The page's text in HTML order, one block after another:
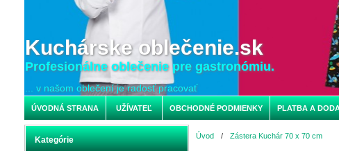
Kuchárske oblečenie.sk
Profesionálne oblečenie pre gastronómiu.
... v našom oblečení je radosť pracovať
ÚVODNÁ STRANA UŽÍVATEĽ OBCHODNÉ PODMIENKY PLATBA A
Kategórie Úvod / Zástera Kuchár 70 x 70 cm